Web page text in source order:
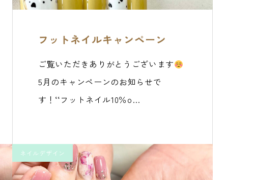
フットネイルキャンペーン
ご覧いただきありがとうございます
5月のキャンペーンのお知らせで
す！‘‘フットネイル10％o…
ネイルデザイン